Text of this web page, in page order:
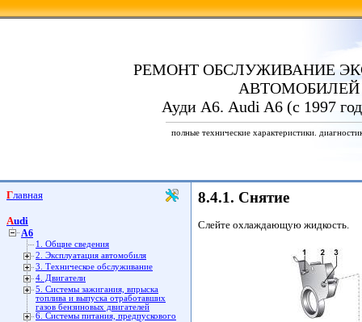
РЕМОНТ ОБСЛУЖИВАНИЕ
АВТОМОБИЛЕЙ
Ауди А6. Audi A6 (с 1997
полные технические характеристики.
Главная
Audi
A6
1. Общие сведения
2. Эксплуатация автомобиля
3. Техническое обслуживание
4. Двигатели
5. Системы зажигания, впрыска
топлива и выпуска отработавших
газов бензиновых двигателей
6. Системы питания, предпускового
8.4.1. Снятие
Слейте охлаждающую жидкость.